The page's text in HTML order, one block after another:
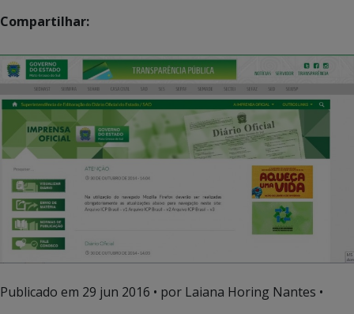
Compartilhar:
Publicado em 29 jun 2016 • por Laiana Horing Nantes •